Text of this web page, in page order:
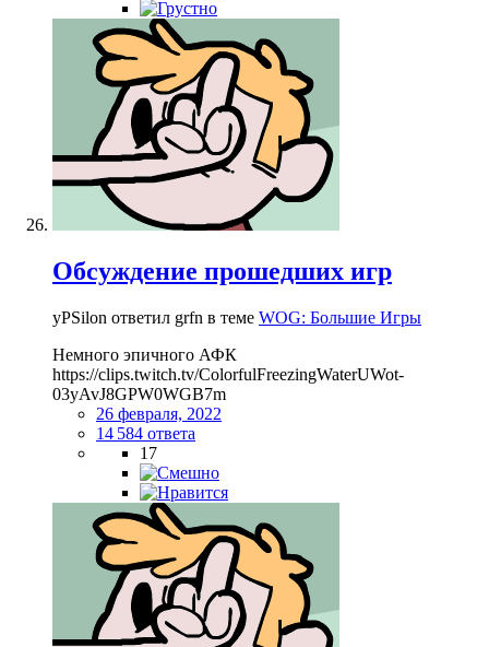
Обсуждение прошедших игр
yPSilon ответил grfn в теме WOG: Большие Игры
Немного эпичного АФК
https://clips.twitch.tv/ColorfulFreezingWaterUWot-
03yAvJ8GPW0WGB7m
26 февраля, 2022
14 584 ответа
17